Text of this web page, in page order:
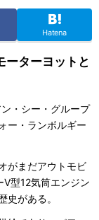
Hatena
ーターヨットと
・シー・グループ
ー・ランボルギー
がまだアウトモビ
型12気筒エンジン
史がある。